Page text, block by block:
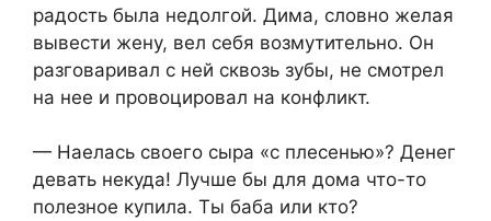
радость была недолгой. Дима, словно желая
вывести жену, вел себя возмутительно. Он
разговаривал с ней сквозь зубы, не смотрел
на нее и провоцировал на конфликт.
— Наелась своего сыра «с плесенью»? Денег
девать некуда! Лучше бы для дома что-то
полезное купила. Ты баба или кто?